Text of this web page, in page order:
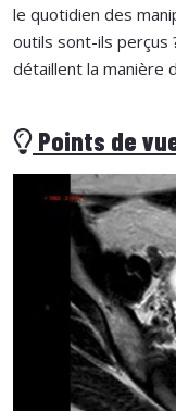
le quotidien des
outils sont-ils perçus
détaillent la manière
Points de